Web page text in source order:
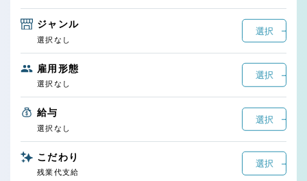
ジャンル
選択
選択なし
雇用形態
選択
選択なし
給与
選択
選択なし
こだわり
選択
残業代支給